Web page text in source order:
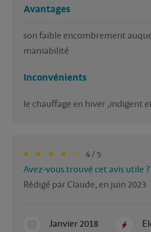
Avantages
son faible encombrement
maniabilité
Inconvénients
le chauffage en hiver ,indigent
4 / 5
Avez-vous trouvé cet avis utile ?
Rédigé par Claude, en juin 2023
Janvier 2018